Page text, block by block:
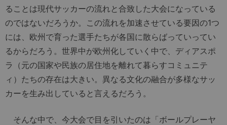
ることは現代サッカーの流れと合致した大会になっている
のではないだろうか。この流れを加速させている要因の1つ
には、欧州で育った選手たちが各国に散らばっていってい
るからだろう。世界中が欧州化していく中で、ディアスポ
ラ（元の国家や民族の居住地を離れて暮らすコミュニテ
ィ）たちの存在は大きい。異なる文化の融合が多様なサッ
カーを生み出していると言えるだろう。
そんな中で、今大会で目を引いたのは「ボールプレーヤ